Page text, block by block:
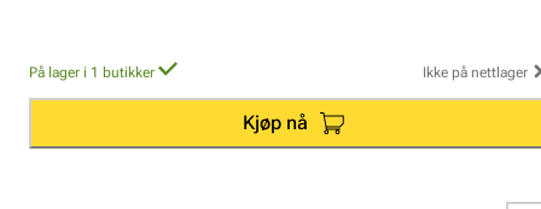
På lager i 1 butikker Ikke på nettlager
Kjøp nå